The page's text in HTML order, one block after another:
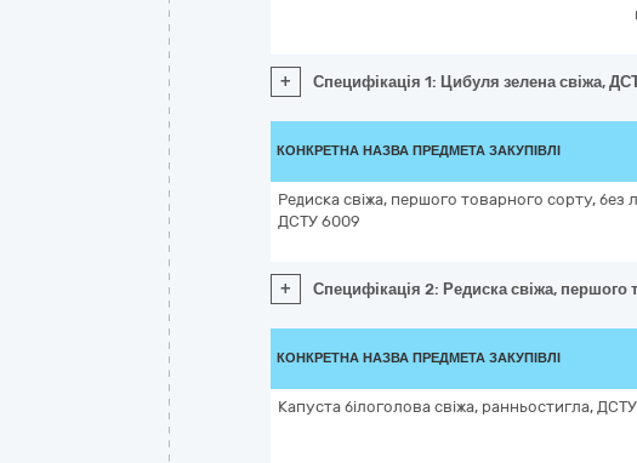
+ Специфікація 1: Цибуля зелена свіжа,
КОНКРЕТНА НАЗВА ПРЕДМЕТА ЗАКУПІВЛІ
Редиска свіжа, першого товарного сорту, без
ДСТУ 6009
+ Специфікація 2: Редиска свіжа, першого
КОНКРЕТНА НАЗВА ПРЕДМЕТА ЗАКУПІВЛІ
Капуста білоголова свіжа, ранньостигла,